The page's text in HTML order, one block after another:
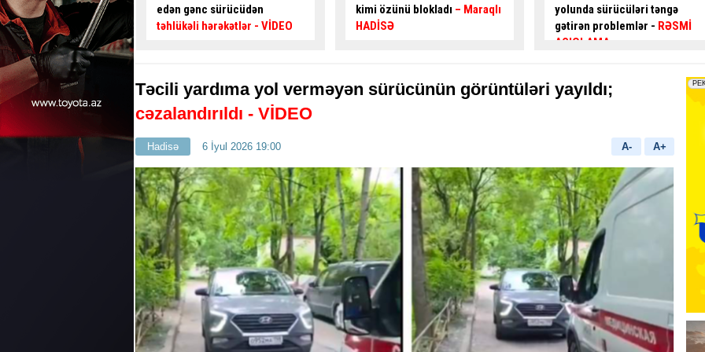
sürücüdən
hərəkətlər- VİDEO
kimi özünü blokladı
HADİSƏ
yolunda sürücüləri təngə
gətirən problemlər -
hərəkətialternativ küçələrlə
təşkil ediləcək
Təcili yardıma yol verməyən sürücünün görüntüləri yayıldı;
cəzalandırıldı - VİDEO
Hadisə 6 İyul 2026 19:00 A- A+